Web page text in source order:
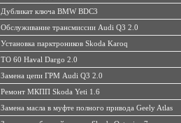
Дубликат ключа BMW BDC3
Обслуживание трансмиссии Audi Q3 2.0
Установка парктроников Skoda Karoq
ТО 60 Haval Dargo 2.0
Замена цепи ГРМ Audi Q3 2.0
Ремонт МКПП Skoda Yeti 1.6
Замена масла в муфте полного привода Geely Atlas